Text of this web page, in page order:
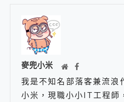
麥兜小米
我是不知名部落客兼流浪
小米，現職小小IT工程師